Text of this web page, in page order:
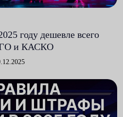
году дешевле всего
и КАСКО